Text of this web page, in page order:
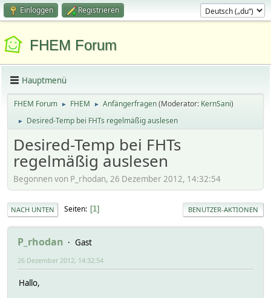
Einloggen Registrieren
FHEM Forum
Hauptmenü
FHEM Forum ► FHEM ► Anfängerfragen(Moderator: KernSani)
► Desired-Temp bei FHTs regelmäßig auslesen
Desired-Temp bei FHTs
regelmäßig auslesen
Begonnen von P_rhodan, 26 Dezember 2012, 14:32:54
NACH UNTEN Seiten 1 BENUTZER-AKTIONEN
P_rhodan Gast
26 Dezember 2012, 14:32:54
Hallo,